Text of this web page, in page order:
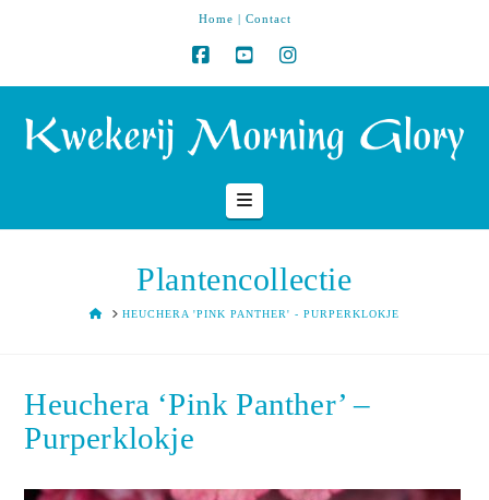
Home | Contact
Navigation
Plantencollectie
HOMEHEUCHERA 'PINK PANTHER' - PURPERKLOKJE
Heuchera ‘Pink Panther’ –
Purperklokje